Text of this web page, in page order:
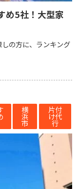
め5社！大型家
の方に、ランキング
横
浜
市
片付
け代
行